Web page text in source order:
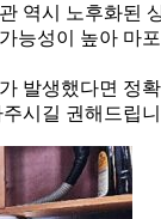
역시 노후화된
능성이 높아 마
발생했다면 정
시길 권해드립